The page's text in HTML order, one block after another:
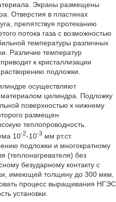
Экраны размещены
Отверстия в пластинах
препятствуя протеканию
потока газа с возможностью
температуры различных
Различие температур
к кристаллизации
подложки.
осуществляют
цилиндра. Подложку
поверхностью к нижнему
размещен
теплопроводность.
10-2-10-3 мм рт.ст.
подложки и многократному
(теплонагревателя) без
безударному контакту с
имеющей толщину до 300 мкм,
процесс выращивания НГЭС
установки.